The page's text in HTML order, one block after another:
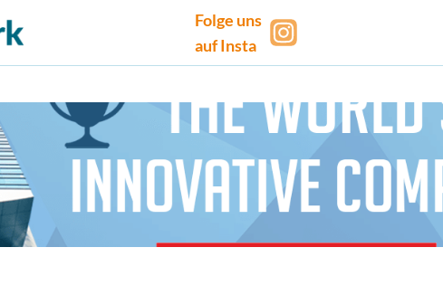
Folge uns
auf Insta